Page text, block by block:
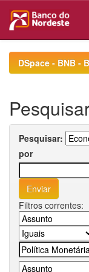
navigationDSpace - BNB -
Pesquisar:
por
Filtros correntes: